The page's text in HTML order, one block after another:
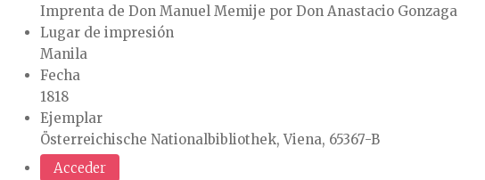
Imprenta de Don Manuel Memije por Don Anastacio Gonzaga
Lugar de impresión
Manila
Fecha
1818
Ejemplar
Österreichische Nationalbibliothek, Viena, 65367-B
Acceder